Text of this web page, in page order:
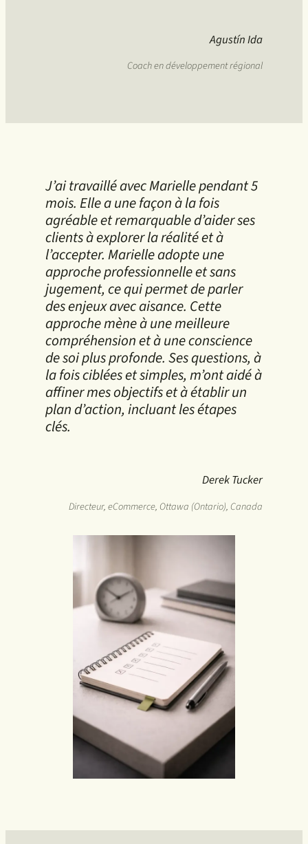
Agustín Ida
Coach en développement régional
J’ai travaillé avec Marielle pendant 5
mois. Elle a une façon à la fois
agréable et remarquable d’aider ses
clients à explorer la réalité et à
l’accepter. Marielle adopte une
approche professionnelle et sans
jugement, ce qui permet de parler
des enjeux avec aisance. Cette
approche mène à une meilleure
compréhension et à une conscience
de soi plus profonde. Ses questions, à
la fois ciblées et simples, m’ont aidé à
affiner mes objectifs et à établir un
plan d’action, incluant les étapes
clés.
Derek Tucker
Directeur, eCommerce, Ottawa (Ontario), Canada